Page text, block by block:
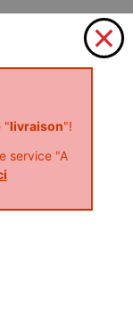
"livraison"!
service "A